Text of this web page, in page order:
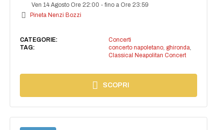
Ven 14 Agosto Ore 22:00 -fino a Ore 23:59
Pineta Nenzi Bozzi
CATEGORIE:
Concerti
TAG:
concerto napoletano, ghironda,
Classical Neapolitan Concert
SCOPRI